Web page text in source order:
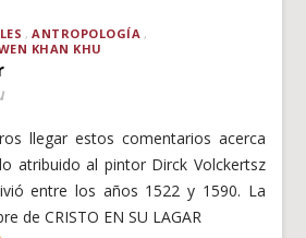
ANTROPOLOGÍA
KHAN KHU
llegar estos comentarios acerca
atribuido al pintor Dirck Volckertsz
entre los años 1522 y 1590. La
de CRISTO EN SU LAGAR